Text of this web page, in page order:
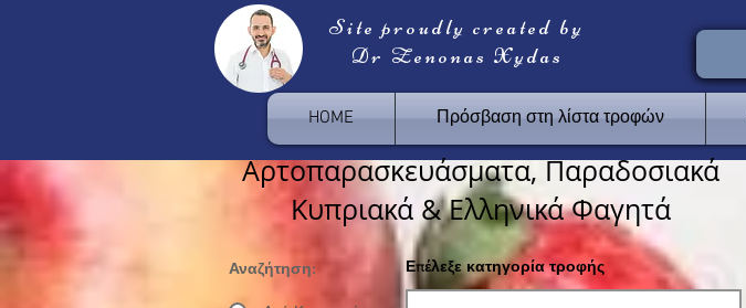
Site proudly created by
Dr Zenonas Xydas
HOME Πρόσβαση στη λίστα τροφών
Αρτοπαρασκευάσματα, Παραδοσιακά
Κυπριακά & Ελληνικά Φαγητά
Επέλεξε κατηγορία τροφής
Αναζήτηση: